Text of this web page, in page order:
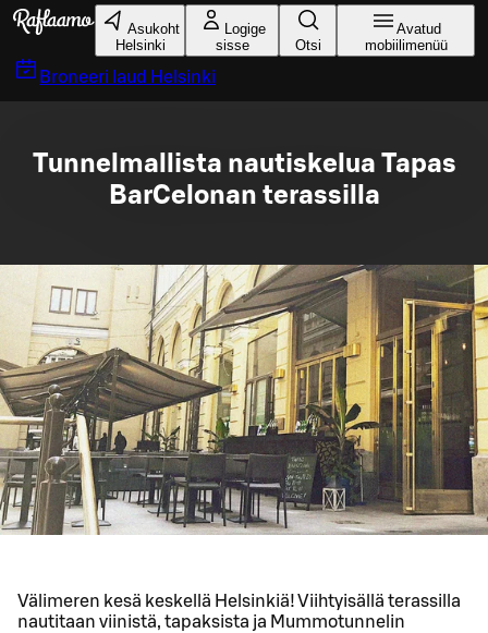
Liigu peamise sisu juurde
Asukoht
Helsinki
Logige
sisse
Otsi
Avatud
mobiilimenüü
Broneeri laud Helsinki
Tunnelmallista nautiskelua Tapas
BarCelonan terassilla
Välimeren kesä keskellä Helsinkiä! Viihtyisällä terassilla
nautitaan viinistä, tapaksista ja Mummotunnelin